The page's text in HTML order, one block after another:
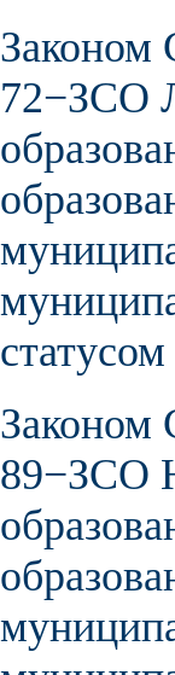
Законом
72−ЗСО
Законом
89−ЗСО